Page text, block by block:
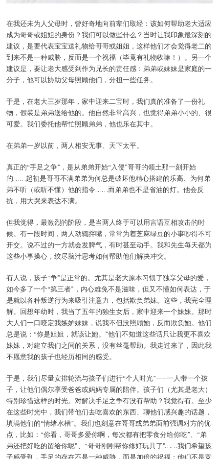
在我还未为人父母时，曾好奇地向前辈们取经：该如何帮助老大适应
成为哥哥或姐姐的身份？我们可以做些什么？当时让我印象最深刻的
建议，是要代表宝宝送礼物给哥哥或姐姐，这样他们才会觉得老二的
到来不是一种威胁，反而是一个祝福（毕竟有礼物收嘛！）。另一个
建议是，要让老大感受到作为兄长的责任感：弟弟或妹妹是家庭的一
分子，他可以协助父母照顾他们，分担一些任务。
于是，在老大三岁那年，家中迎来二宝时，我们真的准备了一份礼
物，假装是弟弟送给他的。他自然非常高兴，也觉得弟弟小小的、很
可爱。我们委托他帮忙照顾弟弟，他也乐在其中。
在弟弟一岁以前，两人相安无事、天下太平。
真正的“手足之争”，是从弟弟开始“入侵”哥哥的领土那一刻开始
的……起初是哥哥不满弟弟为何总是破坏他精心搭建的乐高、为何弟
弟不听（或听不懂）他的指令……而弟弟也不是省油的灯。他会反
抗，用大哭来表达不满。
但我觉得，最激烈的阶段，是当两人终于可以用言语互相攻击的时
候。有一段时间，两人动辄拌嘴，常常为着芝麻绿豆的小事吵得不可
开交。说不过的一方就会发脾气，有时甚至动手。我和先生每天都为
这些小事操心，绞尽脑汁思考如何帮助他们解决冲突。
有人说，孩子“争”是正常的。尤其是老大原本习惯了独享父母的爱，
如今多了一个“第三者”，内心难免不是滋味，但又不懂如何表达，于
是就以各种叛逆行为来吸引注意力，包括欺负弟妹。这些，我完全理
解。回想年幼时，我当了五年的独生女后，家中迎来一个妹妹。那时
大人们一口咬定我嫉妒妹妹，说我不但没照顾她，反而欺负她。他们
总是说：“你是姐姐，就该让她。”他们不知道这些话只让我更不喜欢
妹妹，对建立我们之间的关系，没有丝毫帮助。我走过来了，因此我
不愿意我的孩子也经历相同的感受。
于是，我们尽量安排轮流与孩子们进行“个人时光”——一人带一个孩
子，让他们偶尔享受爸爸或妈妈专属的陪伴。孩子们（尤其是老大）
特别珍惜这样的时光。对解决手足之争有没有帮助？我觉得有。至少
在这些时光中，我们带他们去吃喜欢的东西、聊他们感兴趣的话题，
填满他们的“情绪水槽”。我们也刻意在哥哥或弟弟面前强调对方的优
点，比如：“你看，哥哥多爱你啊，每次都有把零食分给你吃”、“弟
弟还把好吃的留给你呢”、“哥哥刚刚帮你修好玩具了”……我们希望孩
子感受到，手足的存在不是一种威胁，而是加倍的祝福；他们不是竞